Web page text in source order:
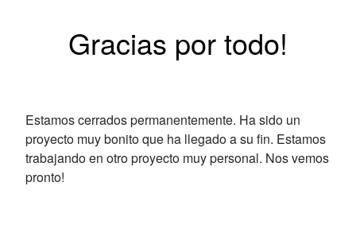
Gracias por todo!
Estamos cerrados permanentemente. Ha sido un
proyecto muy bonito que ha llegado a su fin. Estamos
trabajando en otro proyecto muy personal. Nos vemos
pronto!